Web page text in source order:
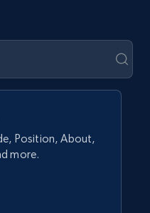
Position, About,
more.